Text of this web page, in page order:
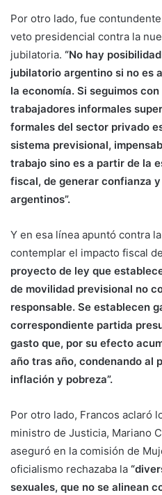
Por otro lado, fue
veto presidencial contra la
jubilatoria. “No hay
jubilatorio argentino si no es
la economía. Si seguimos
trabajadores informales
formales del sector privado
sistema previsional,
trabajo sino es a partir de la
fiscal, de generar confianza
argentinos”.
Y en esa línea apuntó contra
contemplar el impacto fiscal
proyecto de ley que
de movilidad previsional no
responsable. Se establecen
correspondiente partida
gasto que, por su efecto
año tras año, condenando al
inflación y pobreza”.
Por otro lado, Francos aclaró
ministro de Justicia, Mariano
aseguró en la comisión de
oficialismo rechazaba la
sexuales, que no se alinean